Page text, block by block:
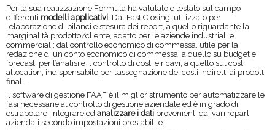
Per la sua realizzazione Formula ha valutato e testato sul campo
differenti modelli applicativi . Dal Fast Closing, utilizzato per
l’elaborazione di bilanci e stesura dei report, a quello riguardante la
marginalità prodotto/cliente, adatto per le aziende industriali e
commerciali; dal controllo economico di commessa, utile per la
redazione di un conto economico di commessa, a quello su budget e
forecast, per l’analisi e il controllo di costi e ricavi, a quello sul cost
allocation, indispensabile per l’assegnazione dei costi indiretti ai prodotti
finali.
Il software di gestione FAAF è il miglior strumento per automatizzare le
fasi necessarie al controllo di gestione aziendale ed è in grado di
estrapolare, integrare ed analizzare i dati provenienti dai vari reparti
aziendali secondo impostazioni prestabilite.